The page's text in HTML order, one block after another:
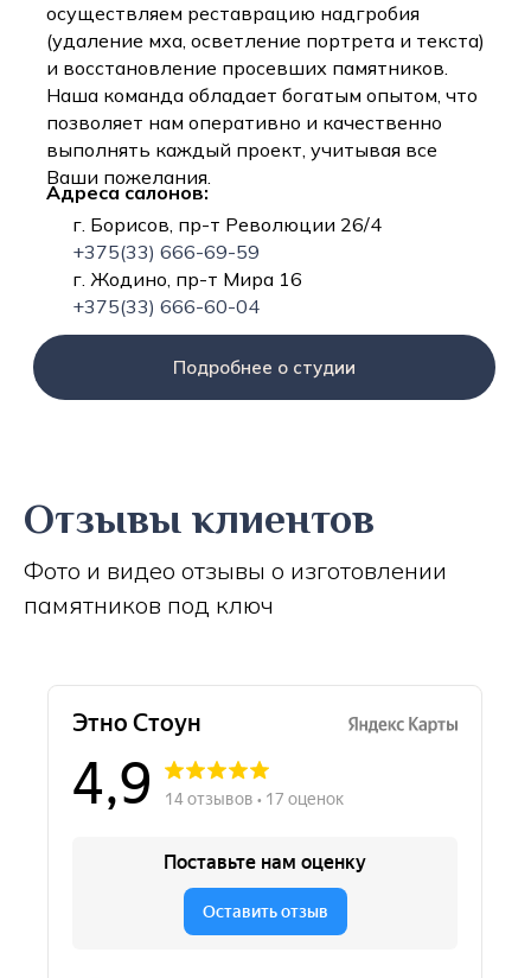
осуществляем реставрацию надгробия
(удаление мха, осветление портрета и текста)
и восстановление просевших памятников.
Наша команда обладает богатым опытом, что
позволяет нам оперативно и качественно
выполнять каждый проект, учитывая все
Ваши пожелания.
Адреса салонов:
г. Борисов, пр-т Революции 26/4
+375(33) 666-69-59
г. Жодино, пр-т Мира 16
+375(33) 666-60-04
Подробнее о студии
Отзывы клиентов
Фото и видео отзывы о изготовлении
памятников под ключ